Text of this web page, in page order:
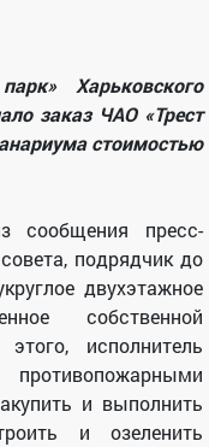
Харьковского
заказ ЧАО «Трест
стоимостью
сообщения пресс-
подрядчик до
двухэтажное
собственной
исполнитель
и выполнить
и озеленить